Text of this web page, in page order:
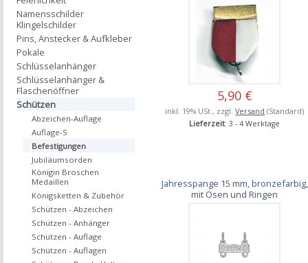
5,90 €
inkl. 19% USt., zzgl.Versand (Standard)
Lieferzeit: 3 - 4 Werktage
Jahresspange 15 mm, bronzefarbig,
mit Ösen und Ringen
Namensschilder
Klingelschilder
Pins, Anstecker & Aufkleber
Pokale
Schlüsselanhänger
Schlüsselanhänger &
Flaschenöffner
Schützen
Abzeichen-Auflage
Auflage-S
Befestigungen
Jubiläumsorden
Königin Broschen
Medaillen
Königsketten & Zubehör
Schützen - Abzeichen
Schützen - Anhänger
Schützen - Auflage
Schützen - Auflagen